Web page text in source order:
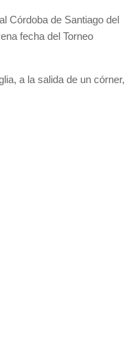
Córdoba de Santiago del
fecha del Torneo
a la salida de un córner,